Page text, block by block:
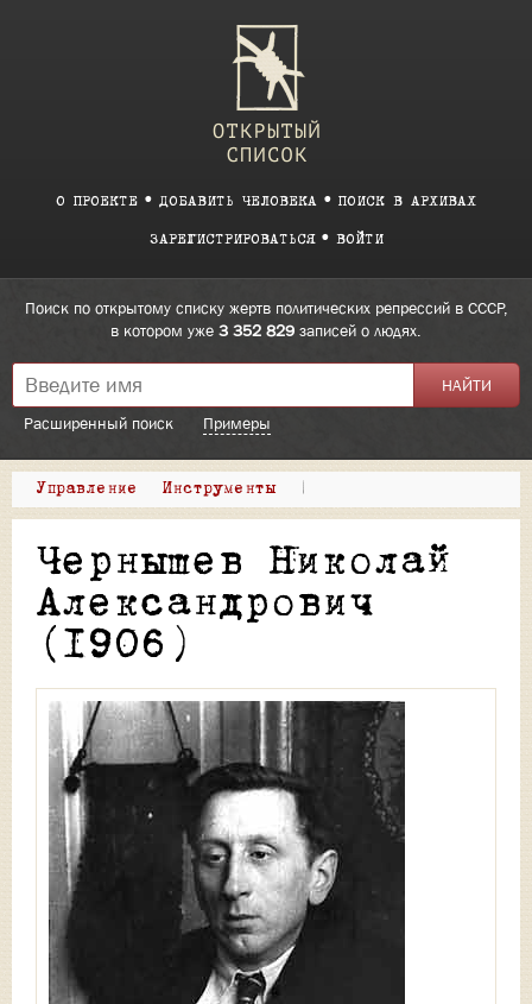
О ПРОЕКТЕ ДОБАВИТЬ ЧЕЛОВЕКА ПОИСК В АРХИВАХ
ЗАРЕГИСТРИРОВАТЬСЯ ВОЙТИ
Поиск по открытому списку жертв политических репрессий в СССР,
в котором уже 3 352 829 записей о людях.
Расширенный поиск Примеры
Управление Инструменты |
Чернышев Николай
Александрович
(1906)